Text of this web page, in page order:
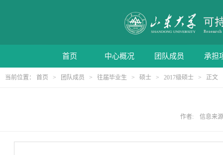
首页 中心概况 团队成员 承担
当前位置： 首页 > 团队成员 > 往届毕业生 > 硕士 > 2017级硕士 > 正文
作者: 信息来